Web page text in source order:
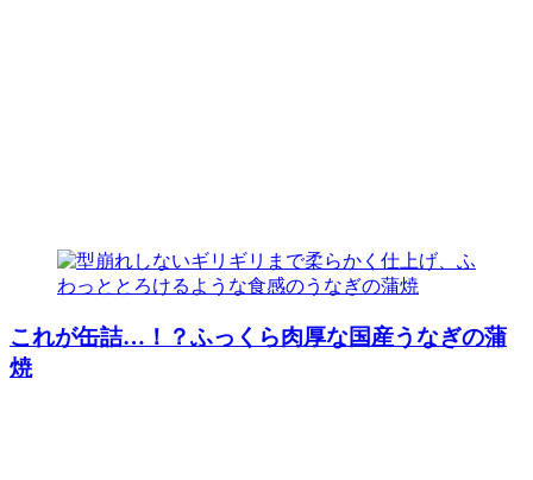
これが缶詰…！？ふっくら肉厚な国産うなぎの蒲
焼